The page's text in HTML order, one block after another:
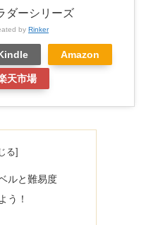
ダーシリーズ
by Rinker
Amazon
天市場
ルと難易度
う！